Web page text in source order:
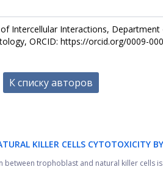
Intercellular Interactions,
ORCID: https://orcid.org/0009-
К списку авторов
KILLER CELLS CYTOTOXICITY
between trophoblast and natural killer cells